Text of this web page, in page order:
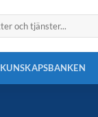
KUNSKAPSBANKEN